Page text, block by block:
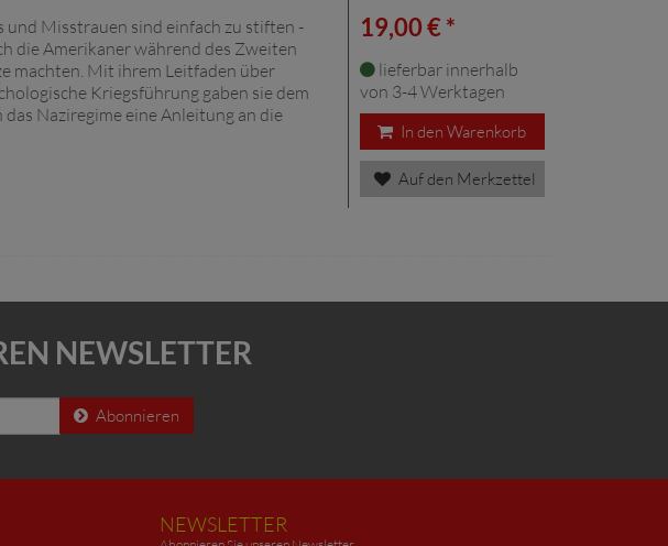
und Misstrauen sind einfach zu stiften -
die Amerikaner während des Zweiten
machten. Mit ihrem Leitfaden über
Kriegsführung gaben sie dem
Naziregime eine Anleitung an die
19,00 € *
lieferbar innerhalb
von 3-4 Werktagen
In den Warenkorb
Auf den Merkzettel
NEWSLETTER
Abonnieren
NEWSLETTER